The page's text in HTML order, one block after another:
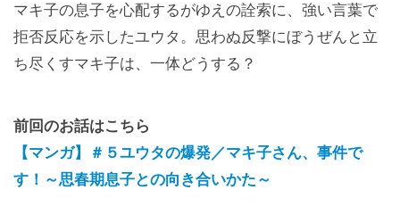
マキ子の息子を心配するがゆえの詮索に、強い言葉で
拒否反応を示したユウタ。思わぬ反撃にぼうぜんと立
ち尽くすマキ子は、一体どうする？
前回のお話はこちら
【マンガ】＃５ユウタの爆発／マキ子さん、事件で
す！～思春期息子との向き合いかた～